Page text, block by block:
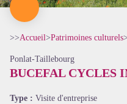
>>Accueil>Patrimoines culturels>
Ponlat-Taillebourg
BUCEFAL CYCLES
Type : Visite d'entreprise